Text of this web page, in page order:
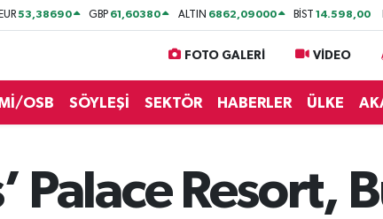
EUR53,38690 GBP 61,60380 ALTIN 6862,09000 BİST14.598,00
FOTO GALERİ VİDEO
OSB SÖYLEŞİ SEKTÖR HABERLER ÜLKE
Palace Resort,